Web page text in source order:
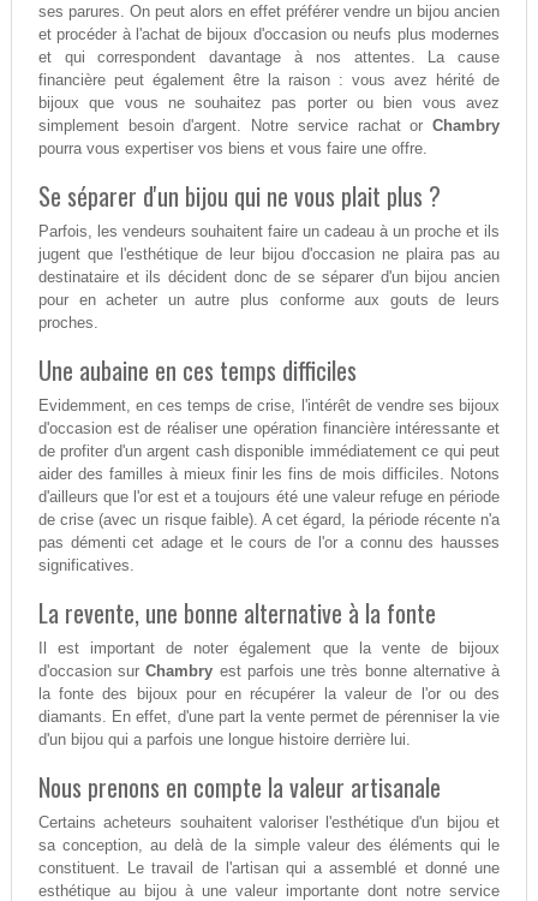
ses parures. On peut alors en effet préférer vendre un bijou ancien
et procéder à l'achat de bijoux d'occasion ou neufs plus modernes
et qui correspondent davantage à nos attentes. La cause
financière peut également être la raison : vous avez hérité de
bijoux que vous ne souhaitez pas porter ou bien vous avez
simplement besoin d'argent. Notre service rachat orChambry
pourra vous expertiser vos biens et vous faire une offre.
Se séparer d'un bijou qui ne vous plait plus ?
Parfois, les vendeurs souhaitent faire un cadeau à un proche et ils
jugent que l'esthétique de leur bijou d'occasion ne plaira pas au
destinataire et ils décident donc de se séparer d'un bijou ancien
pour en acheter un autre plus conforme aux gouts de leurs
proches.
Une aubaine en ces temps difficiles
Evidemment, en ces temps de crise, l'intérêt de vendre ses bijoux
d'occasion est de réaliser une opération financière intéressante et
de profiter d'un argent cash disponible immédiatement ce qui peut
aider des familles à mieux finir les fins de mois difficiles. Notons
d'ailleurs que l'or est et a toujours été une valeur refuge en période
de crise (avec un risque faible). A cet égard, la période récente n'a
pas démenti cet adage et le cours de l'or a connu des hausses
significatives.
La revente, une bonne alternative à la fonte
Il est important de noter également que la vente de bijoux
d'occasion surChambry est parfois une très bonne alternative à
la fonte des bijoux pour en récupérer la valeur de l'or ou des
diamants. En effet, d'une part la vente permet de pérenniser la vie
d'un bijou qui a parfois une longue histoire derrière lui.
Nous prenons en compte la valeur artisanale
Certains acheteurs souhaitent valoriser l'esthétique d'un bijou et
sa conception, au delà de la simple valeur des éléments qui le
constituent. Le travail de l'artisan qui a assemblé et donné une
esthétique au bijou à une valeur importante dont notre service